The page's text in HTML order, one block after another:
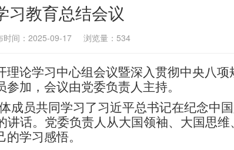
习教育总结会议
时间：2025-09-17 浏览量： 534
理论学习中心组会议暨深入贯彻中央八项
加，会议由党委负责人主持。
成员共同学习了习近平总书记在纪念中
话。 党委负责人 从大国领袖、大国思
学习感悟。